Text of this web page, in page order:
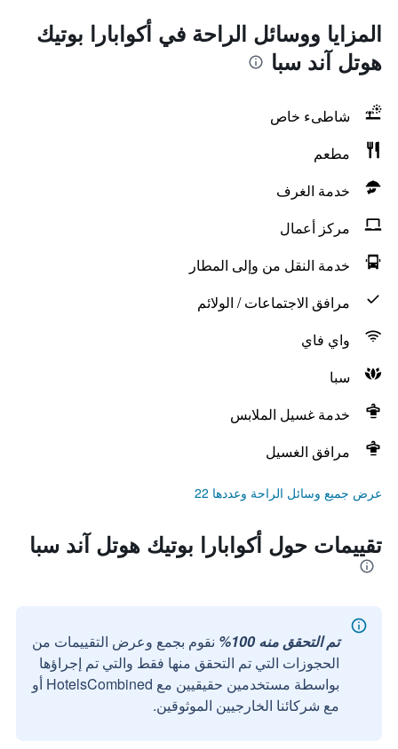
المزايا ووسائل الراحة في أكوابارا بوتيك
هوتل آند سبا
شاطىء خاص
مطعم
خدمة الغرف
مركز أعمال
خدمة النقل من وإلى المطار
مرافق الاجتماعات / الولائم
واي فاي
سبا
خدمة غسيل الملابس
مرافق الغسيل
عرض جميع وسائل الراحة وعددها 22
تقييمات حول أكوابارا بوتيك هوتل آند سبا
تم التحقق منه 100%
نقوم بجمع وعرض التقييمات من
الحجوزات التي تم التحقق منها فقط والتي تم إجراؤها
بواسطة مستخدمين حقيقيين مع HotelsCombined أو
مع شركائنا الخارجيين الموثوقين.